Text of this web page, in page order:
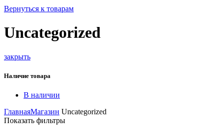
Вернуться к товарам
Uncategorized
закрыть
Наличие товара
В наличии
ГлавнаяМагазин Uncategorized
Показать фильтры